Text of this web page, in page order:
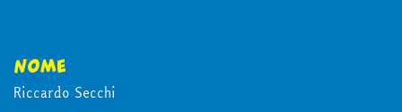
in edicola
nome
Riccardo Secchi